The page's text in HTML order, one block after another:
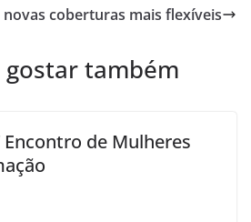
coberturas mais flexíveis
gostar também
de Mulheres